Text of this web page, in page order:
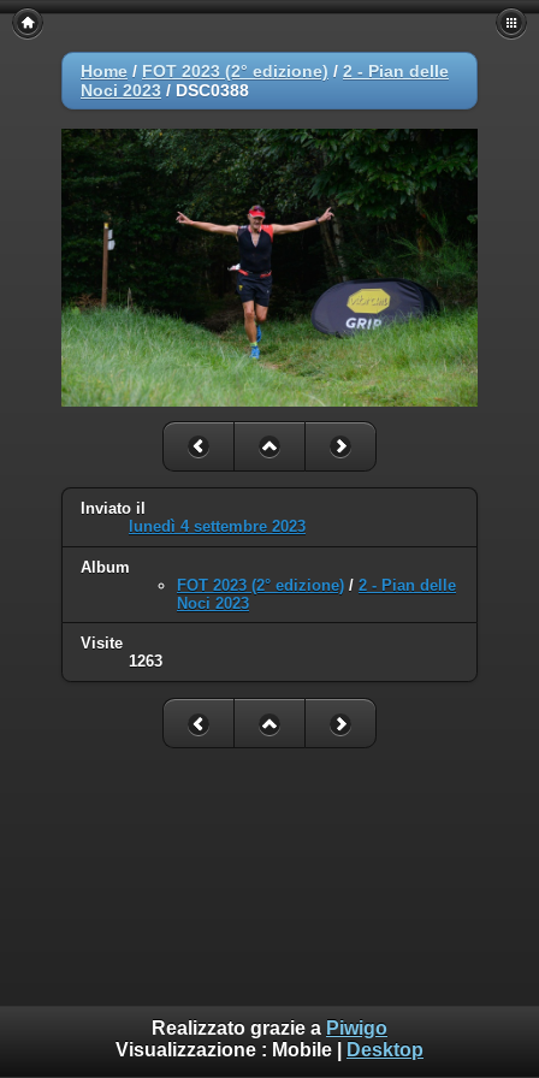
Home / FOT 2023 (2° edizione) / 2 - Pian delle
Noci 2023 / DSC0388
Inviato il
lunedì 4 settembre 2023
Album
FOT 2023 (2° edizione) / 2 - Pian delle
Noci 2023
Visite
1263
Realizzato grazie a Piwigo
Visualizzazione : Mobile Desktop